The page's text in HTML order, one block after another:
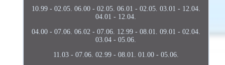
10.99 - 02.05. 06.00 - 02.05. 06.01 - 02.05. 03.01 - 12.04.
04.01 - 12.04.
04.00 - 07.06. 06.02 - 07.06. 12.99 - 08.01. 09.01 - 02.04.
03.04 - 05.06.
11.03 - 07.06. 02.99 - 08.01. 01.00 - 05.06.